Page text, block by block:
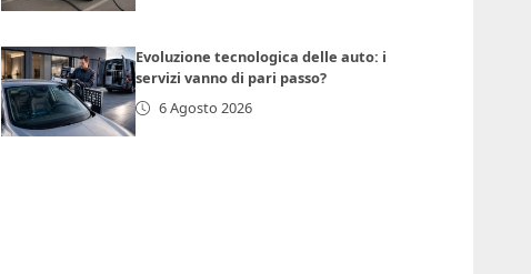
Evoluzione tecnologica delle auto: i
servizi vanno di pari passo?
6 Agosto 2026